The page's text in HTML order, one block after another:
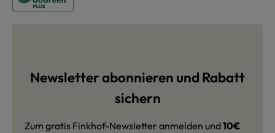
Newsletter abonnieren und Rabatt
sichern
Zum gratis Finkhof-Newsletter anmelden und10€